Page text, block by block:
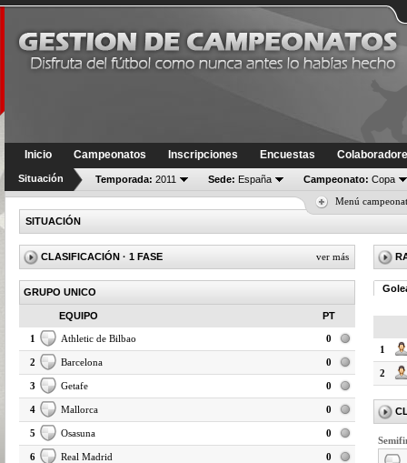
Inicio Campeonatos Inscripciones Encuestas
Situación Temporada: 2011 Sede: España Campeonato: Copa
Menú
SITUACIÓN
CLASIFICACIÓN · 1 FASE ver más
GRUPO UNICO
EQUIPO PT
1 Athletic de Bilbao 0
2 Barcelona 0
3 Getafe 0
4 Mallorca 0
5 Osasuna 0
6 Real Madrid 0
1
2